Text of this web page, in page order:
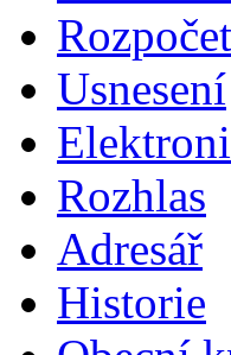
Rozpočet
Usnesení
Rozhlas
Adresář
Historie